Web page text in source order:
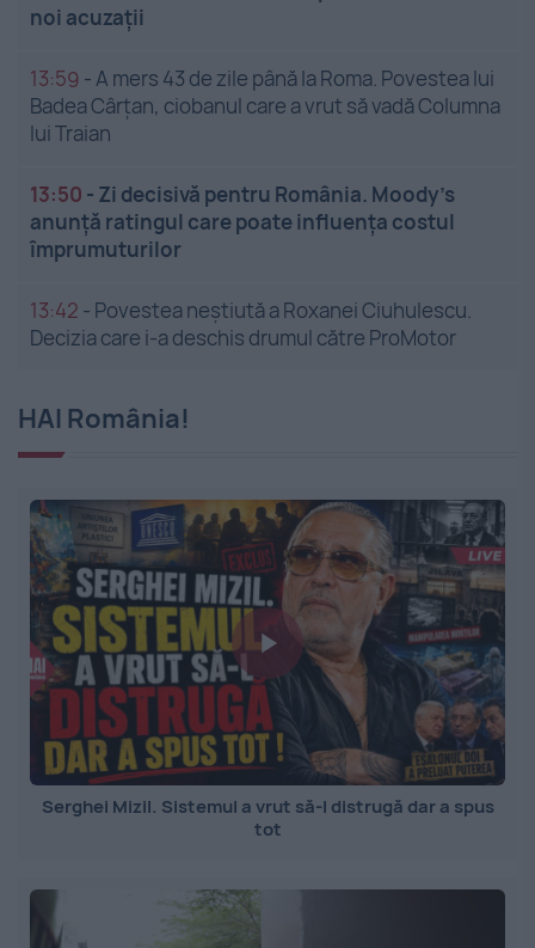
noi acuzații
13:59 -A mers 43 de zile până la Roma. Povestea lui
Badea Cârțan, ciobanul care a vrut să vadă Columna
lui Traian
13:50 - Zi decisivă pentru România. Moody’s
anunță ratingul care poate influența costul
împrumuturilor
13:42 - Povestea neștiută a Roxanei Ciuhulescu.
Decizia care i-a deschis drumul către ProMotor
HAI România!
Serghei Mizil. Sistemul a vrut să-l distrugă dar a spus
tot